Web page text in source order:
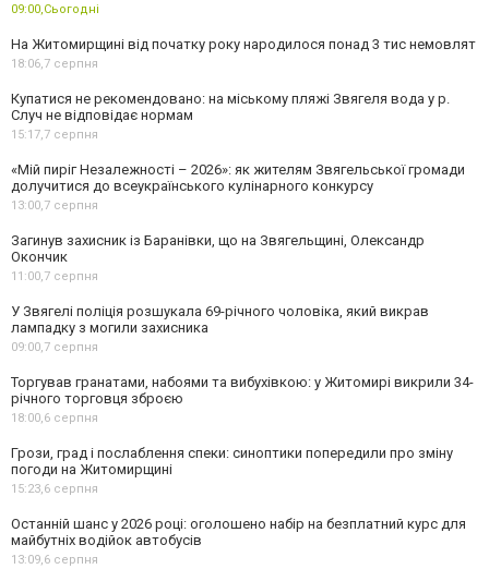
09:00,Сьогодні
На Житомирщині від початку року народилося понад 3 тис немовлят
18:06,7 серпня
Купатися не рекомендовано: на міському пляжі Звягеля вода у р.
Случ не відповідає нормам
15:17,7 серпня
«Мій пиріг Незалежності – 2026»: як жителям Звягельської громади
долучитися до всеукраїнського кулінарного конкурсу
13:00,7 серпня
Загинув захисник із Баранівки, що на Звягельщині, Олександр
Окончик
11:00,7 серпня
У Звягелі поліція розшукала 69-річного чоловіка, який викрав
лампадку з могили захисника
09:00,7 серпня
Торгував гранатами, набоями та вибухівкою: у Житомирі викрили 34-
річного торговця зброєю
18:00,6 серпня
Грози, град і послаблення спеки: синоптики попередили про зміну
погоди на Житомирщині
15:23,6 серпня
Останній шанс у 2026 році: оголошено набір на безплатний курс для
майбутніх водійок автобусів
13:09,6 серпня